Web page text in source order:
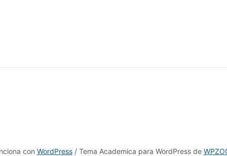
con WordPress/ Tema Academica para WordPress de